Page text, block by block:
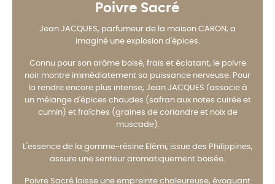
Poivre Sacré
Jean JACQUES, parfumeur de la maison CARON, a
imaginé une explosion d'épices.
Connu pour son arôme boisé, frais et éclatant, le poivre
noir montre immédiatement sa puissance nerveuse. Pour
la rendre encore plus intense, Jean JACQUES l'associe à
un mélange d'épices chaudes (safran aux notes cuirée et
cumin) et fraîches (graines de coriandre et noix de
muscade).
L'essence de la gomme-résine Elémi, issue des Philippines,
assure une senteur aromatiquement boisée.
Poivre Sacré laisse une empreinte chaleureuse, évoquant